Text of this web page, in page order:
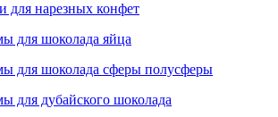
для нарезных конфет
для шоколада яйца
для шоколада сферы полусферы
для дубайского шоколада